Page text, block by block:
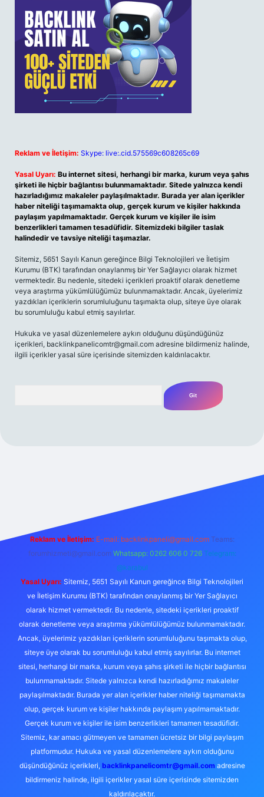
Reklam ve İletişim: Skype: live:.cid.575569c608265c69
Yasal Uyarı: Bu internet sitesi, herhangi bir marka, kurum veya şahıs
şirketi ile hiçbir bağlantısı bulunmamaktadır. Sitede yalnızca kendi
hazırladığımız makaleler paylaşılmaktadır. Burada yer alan içerikler
haber niteliği taşımamakta olup, gerçek kurum ve kişiler hakkında
paylaşım yapılmamaktadır. Gerçek kurum ve kişiler ile isim
benzerlikleri tamamen tesadüfidir. Sitemizdeki bilgiler taslak
halindedir ve tavsiye niteliği taşımazlar.
Sitemiz, 5651 Sayılı Kanun gereğince Bilgi Teknolojileri ve İletişim
Kurumu (BTK) tarafından onaylanmış bir Yer Sağlayıcı olarak hizmet
vermektedir. Bu nedenle, sitedeki içerikleri proaktif olarak denetleme
veya araştırma yükümlülüğümüz bulunmamaktadır. Ancak, üyelerimiz
yazdıkları içeriklerin sorumluluğunu taşımakta olup, siteye üye olarak
bu sorumluluğu kabul etmiş sayılırlar.
Hukuka ve yasal düzenlemelere aykırı olduğunu düşündüğünüz
içerikleri, backlinkpanelicomtr@gmail.com adresine bildirmeniz halinde,
ilgili içerikler yasal süre içerisinde sitemizden kaldırılacaktır.
Reklam ve İletişim: E-mail: backlinkpaneli@gmail.com Teams:
forumhizmeti@gmail.com Whatsapp: 0262 606 0 726 Telegram:
@karabul
Yasal Uyarı: Sitemiz, 5651 Sayılı Kanun gereğince Bilgi Teknolojileri
ve İletişim Kurumu (BTK) tarafından onaylanmış bir Yer Sağlayıcı
olarak hizmet vermektedir. Bu nedenle, sitedeki içerikleri proaktif
olarak denetleme veya araştırma yükümlülüğümüz bulunmamaktadır.
Ancak, üyelerimiz yazdıkları içeriklerin sorumluluğunu taşımakta olup,
siteye üye olarak bu sorumluluğu kabul etmiş sayılırlar. Bu internet
sitesi, herhangi bir marka, kurum veya şahıs şirketi ile hiçbir bağlantısı
bulunmamaktadır. Sitede yalnızca kendi hazırladığımız makaleler
paylaşılmaktadır. Burada yer alan içerikler haber niteliği taşımamakta
olup, gerçek kurum ve kişiler hakkında paylaşım yapılmamaktadır.
Gerçek kurum ve kişiler ile isim benzerlikleri tamamen tesadüfidir.
Sitemiz, kar amacı gütmeyen ve tamamen ücretsiz bir bilgi paylaşım
platformudur. Hukuka ve yasal düzenlemelere aykırı olduğunu
düşündüğünüz içerikleri, backlinkpanelicomtr@gmail.comadresine
bildirmeniz halinde, ilgili içerikler yasal süre içerisinde sitemizden
kaldırılacaktır.